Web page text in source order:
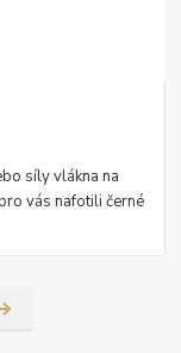
síly vlákna na
vás nafotili černé